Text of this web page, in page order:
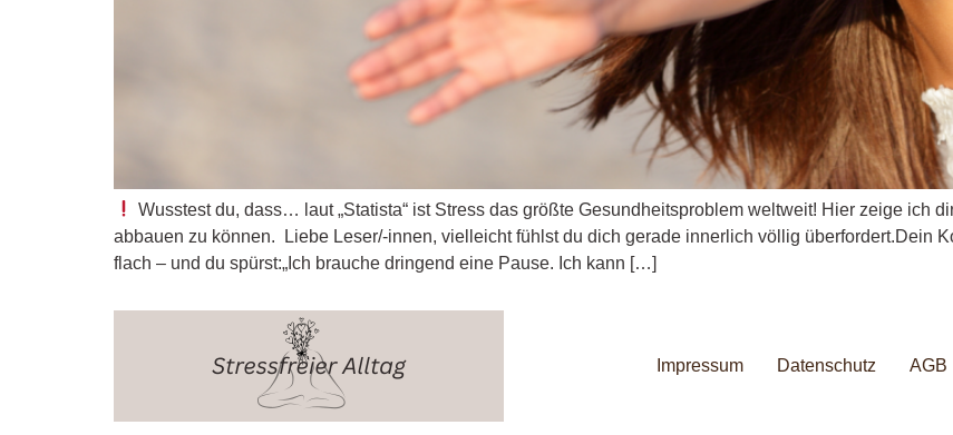
Wusstest du, dass… laut „Statista“ ist Stress das größte Gesundheitsproblem weltweit! Hier zeige ich
abbauen zu können. Liebe Leser/-innen, vielleicht fühlst du dich gerade innerlich völlig überfordert.Dein
flach – und du spürst:„Ich brauche dringend eine Pause. Ich kann […]
Impressum Datenschutz AGB